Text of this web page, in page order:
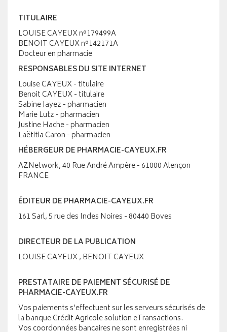
TITULAIRE
LOUISE CAYEUX n°179499A
BENOIT CAYEUX n°142171A
Docteur en pharmacie
RESPONSABLES DU SITE INTERNET
Louise CAYEUX - titulaire
Benoit CAYEUX - titulaire
Sabine Jayez - pharmacien
Marie Lutz - pharmacien
Justine Hache - pharmacien
Laëtitia Caron - pharmacien
HÉBERGEUR DE PHARMACIE-CAYEUX.FR
AZNetwork, 40 Rue André Ampère - 61000 Alençon
FRANCE
ÉDITEUR DE PHARMACIE-CAYEUX.FR
161 Sarl, 5 rue des Indes Noires - 80440 Boves
DIRECTEUR DE LA PUBLICATION
LOUISE CAYEUX , BENOIT CAYEUX
PRESTATAIRE DE PAIEMENT SÉCURISÉ DE
PHARMACIE-CAYEUX.FR
Vos paiements s'effectuent sur les serveurs sécurisés de
la banque Crédit Agricole solution eTransactions.
Vos coordonnées bancaires ne sont enregistrées ni